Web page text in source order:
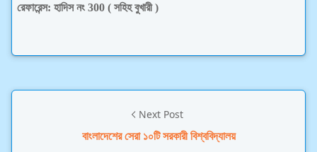
রেফারেন্স: হাদিস নং 300 ( সহিহ বুখারী )
Next Post
বাংলাদেশের সেরা ১০টি সরকারী বিশ্ববিদ্যালয়